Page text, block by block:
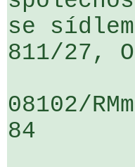
se
811/27,
08102/
84